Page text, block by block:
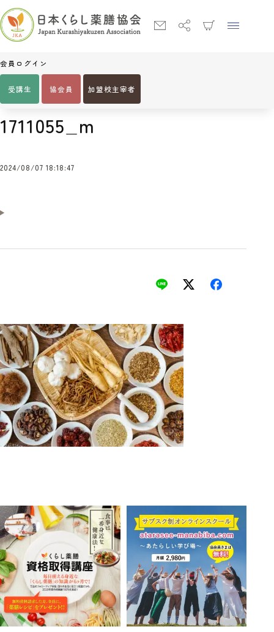
会員ログイン
受講生 協会員 加盟校主宰者
Home 1711055_m
1711055_m
2024/08/07 18:18:47